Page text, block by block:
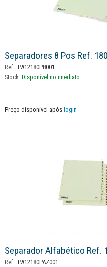
Separadores 8 Pos Ref.
Ref.: PA12180P8001
Stock: Disponível no imediato
Preço disponível após login
Separador Alfabético Ref.
Ref.: PA12180PAZ001